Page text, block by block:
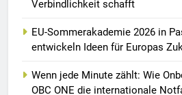
Verbindlichkeit schafft
EU-Sommerakademie 2026 in
entwickeln Ideen für Europas
Wenn jede Minute zählt: Wie
OBC ONE die internationale